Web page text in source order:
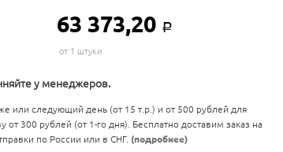
63 373,20 Р
от 1 штуки
у менеджеров.
или следующий день (от 15 т.р.) и от 500 рублей для
от 300 рублей (от 1-го дня). Бесплатно доставим заказ на
по России или в СНГ. (подробнее)